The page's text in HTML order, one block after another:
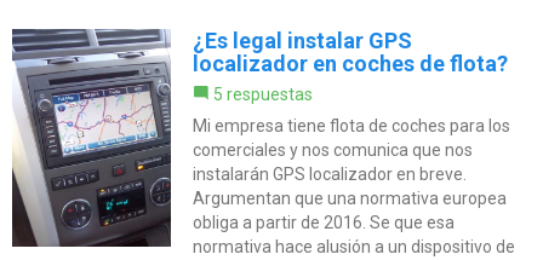
¿Es legal instalar GPS
localizador en coches de flota?
5 respuestas
Mi empresa tiene flota de coches para los
comerciales y nos comunica que nos
instalarán GPS localizador en breve.
Argumentan que una normativa europea
obliga a partir de 2016. Se que esa
normativa hace alusión a un dispositivo de